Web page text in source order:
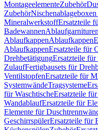
MontageelementeZubehör
Zubehör
MineralwerkstoffErsatzteile
Badewannen
AblaufkappenAblaufkappen
AblaufkappenErsatzteile für
DrehbetätigungErsatzteile
ZulaufFertigbausets für
VentilstopfenErsatzteile für
SystemwändeTragsysteme
für WaschtischeErsatzteile
WandablaufErsatzteile für
Elemente für
GeschirrspülerErsatzteile für